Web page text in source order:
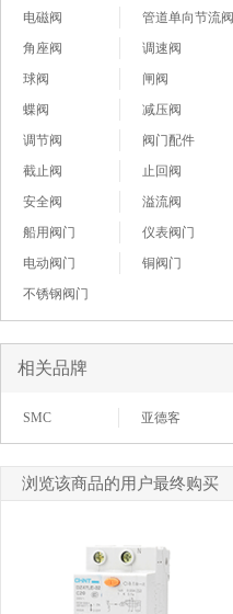
电磁阀
管道单向节流阀
角座阀
调速阀
球阀
闸阀
蝶阀
减压阀
调节阀
阀门配件
截止阀
止回阀
安全阀
溢流阀
船用阀门
仪表阀门
电动阀门
铜阀门
不锈钢阀门
相关品牌
SMC 亚德客
浏览该商品的用户最终购买